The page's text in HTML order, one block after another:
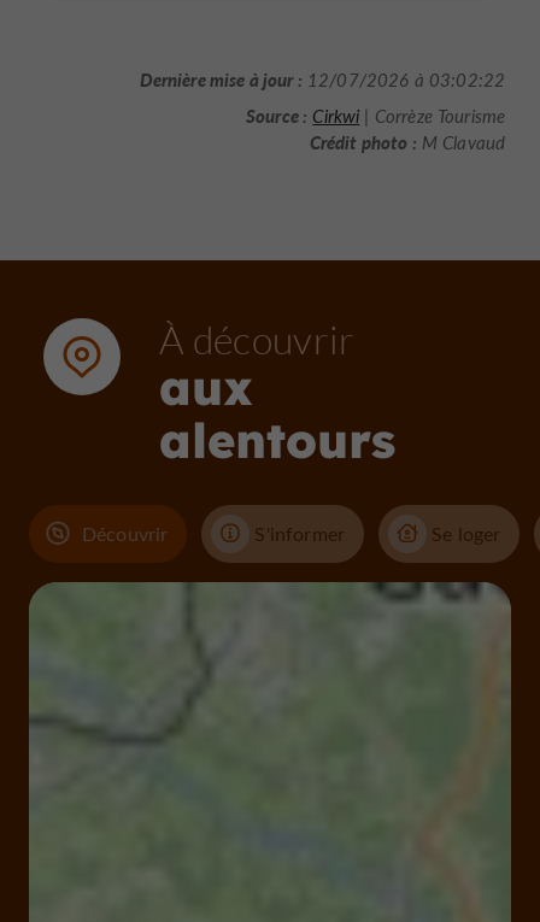
Dernière mise à jour : 12/07/2026 à 03:02:22
Source : Cirkwi | Corrèze Tourisme
Crédit photo : M Clavaud
À découvrir
aux
alentours
Découvrir S'informer Se loger